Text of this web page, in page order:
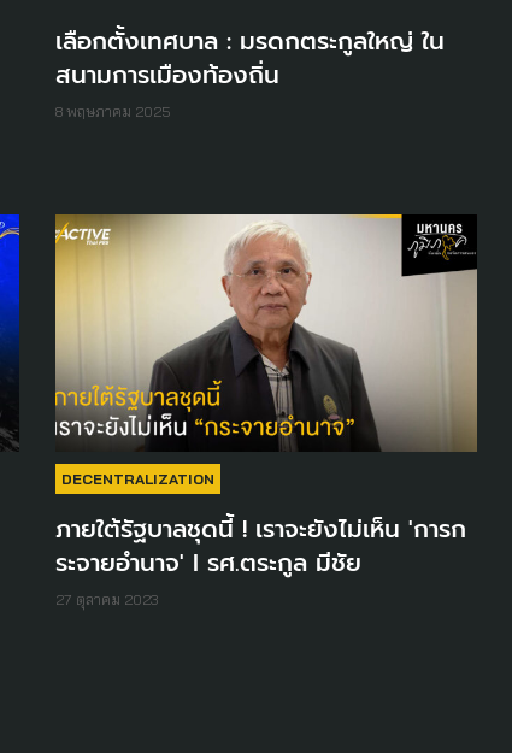
เลือกตั้งเทศบาล : มรดกตระกูลใหญ่ ใน
สนามการเมืองท้องถิ่น
8 พฤษภาคม 2025
DECENTRALIZATION
ภายใต้รัฐบาลชุดนี้ ! เราจะยังไม่เห็น 'การก
ระจายอำนาจ' I รศ.ตระกูล มีชัย
27 ตุลาคม 2023